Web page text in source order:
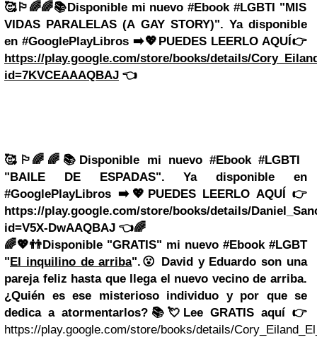
🥰🏳️‍🌈🌈📚Disponible mi nuevo #Ebook #LGBTI "MIS
VIDAS PARALELAS (A GAY STORY)". Ya disponible
en #GooglePlayLibros➡️💖PUEDES LEERLO AQUÍ👉
https://play.google.com/store/books/details/
id=7KVCEAAAQBAJ 👈
🥰🏳️‍🌈🌈📚Disponible mi nuevo #Ebook #LGBTI
"BAILE DE ESPADAS". Ya disponible en
#GooglePlayLibros ➡️💖PUEDES LEERLO AQUÍ 👉
https://play.google.com/store/books/details/
id=V5X-DwAAQBAJ 👈🌈
🌈💖👬Disponible "GRATIS" mi nuevo #Ebook #LGBT
"El inquilino de arriba". 😮 David y Eduardo son una
pareja feliz hasta que llega el nuevo vecino de arriba.
¿Quién es ese misterioso individuo y por que se
dedica a atormentarlos? 📚💘Lee GRATIS aquí 👉
https://play.google.com/store/books/details/